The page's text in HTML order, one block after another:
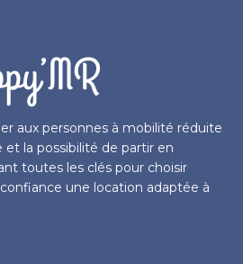
aux personnes à mobilité réduite
et la possibilité de partir en
toutes les clés pour choisir
une location adaptée à